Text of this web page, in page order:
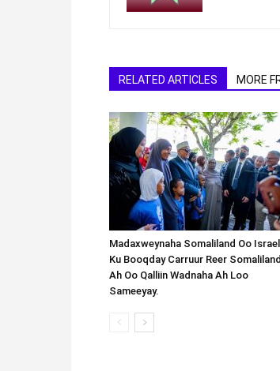
RELATED ARTICLES MORE
Madaxweynaha Somaliland Oo Israel
Ku Booqday Carruur Reer Somaliland
Ah Oo Qalliin Wadnaha Ah Loo
Sameeyay.